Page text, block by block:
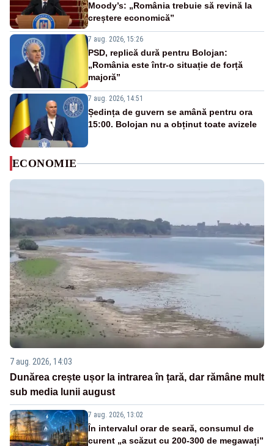
Moody’s: „România trebuie să revină la
creștere economică”
7 aug. 2026, 15:26
PSD, replică dură pentru Bolojan:
„România este într-o situație de forță
majoră”
7 aug. 2026, 14:51
Ședința de guvern se amână pentru ora
15:00. Bolojan nu a obținut toate avizele
ECONOMIE
7 aug. 2026, 14:03
Dunărea crește ușor la intrarea în țară, dar rămâne mult
sub media lunii august
7 aug. 2026, 13:02
În intervalul orar de seară, consumul de
curent „a scăzut cu 200-300 de megawați”